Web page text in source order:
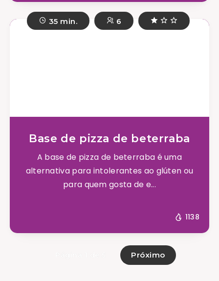
35 min. 6
Base de pizza de beterraba
A base de pizza de beterraba é uma
alternativa para intolerantes ao glúten ou
para quem gosta de e...
1138
Próximo